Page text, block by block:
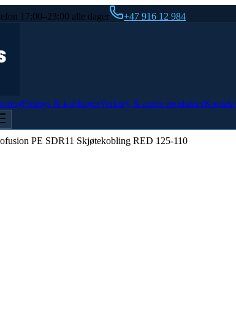
17:00–23:00 alle dager +47 916 12 984
Fittings & koblingerVerktøy & andre produkterKontakt
PE SDR11 Skjøtekobling RED 125-110